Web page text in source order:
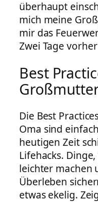
überhaupt
mich meine
mir das
Zwei Tage
Best
Die Best
Oma sind
heutigen Zeit
Lifehacks.
leichter machen
Überleben
etwas ekelig.